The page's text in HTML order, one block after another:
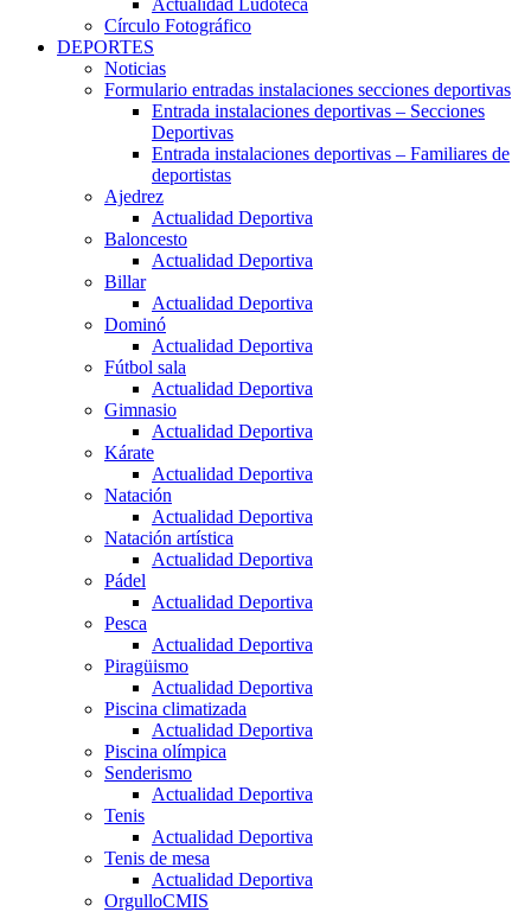
Actualidad Ludoteca
Círculo Fotográfico
DEPORTES
Noticias
Formulario entradas instalaciones secciones deportivas
Entrada instalaciones deportivas – Secciones
Deportivas
Entrada instalaciones deportivas – Familiares de
deportistas
Ajedrez
Actualidad Deportiva
Baloncesto
Actualidad Deportiva
Billar
Actualidad Deportiva
Dominó
Actualidad Deportiva
Fútbol sala
Actualidad Deportiva
Gimnasio
Actualidad Deportiva
Kárate
Actualidad Deportiva
Natación
Actualidad Deportiva
Natación artística
Actualidad Deportiva
Pádel
Actualidad Deportiva
Pesca
Actualidad Deportiva
Piragüismo
Actualidad Deportiva
Piscina climatizada
Actualidad Deportiva
Piscina olímpica
Senderismo
Actualidad Deportiva
Tenis
Actualidad Deportiva
Tenis de mesa
Actualidad Deportiva
OrgulloCMIS